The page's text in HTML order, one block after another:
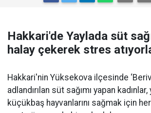
Hakkari'de Yaylada süt
halay çekerek stres
Hakkari'nin Yüksekova ilçesinde
adlandırılan süt sağımı yapan kadınlar,
küçükbaş hayvanlarını sağmak için